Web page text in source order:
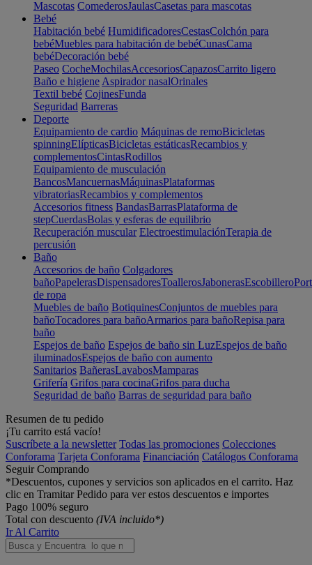
Mascotas ComederosJaulasCasetas para mascotas
Bebé
Habitación bebé HumidificadoresCestasColchón para
bebéMuebles para habitación de bebéCunasCama
bebéDecoración bebé
Paseo CocheMochilasAccesoriosCapazosCarrito ligero
Baño e higiene Aspirador nasalOrinales
Textil bebé CojinesFunda
Seguridad Barreras
Deporte
Equipamiento de cardio Máquinas de remoBicicletas
spinningElípticasBicicletas estáticasRecambios y
complementosCintasRodillos
Equipamiento de musculación
BancosMancuernasMáquinasPlataformas
vibratoriasRecambios y complementos
Accesorios fitness BandasBarrasPlataforma de
stepCuerdasBolas y esferas de equilibrio
Recuperación muscular ElectroestimulaciónTerapia de
percusión
Baño
Accesorios de baño Colgadores
bañoPapelerasDispensadoresToallerosJabonerasEscobillero
de ropa
Muebles de baño BotiquinesConjuntos de muebles para
bañoTocadores para bañoArmarios para bañoRepisa para
baño
Espejos de baño Espejos de baño sin LuzEspejos de baño
iluminadosEspejos de baño con aumento
Sanitarios BañerasLavabosMamparas
Grifería Grifos para cocinaGrifos para ducha
Seguridad de baño Barras de seguridad para baño
Resumen de tu pedido
¡Tu carrito está vacío!
Suscríbete a la newsletter Todas las promociones Colecciones
Conforama Tarjeta Conforama Financiación Catálogos Conforama
Seguir Comprando
*Descuentos, cupones y servicios son aplicados en el carrito. Haz
clic en Tramitar Pedido para ver estos descuentos e importes
Pago 100% seguro
Total con descuento (IVA incluido*)
Ir Al Carrito